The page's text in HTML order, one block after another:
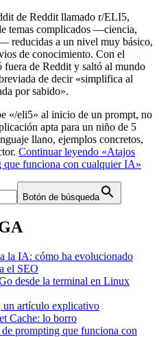
de Reddit llamado r/ELI5,
temas complicados —ciencia,
reducidas a un nivel muy básico,
de conocimiento. Con el
fuera de Reddit y saltó al mundo
de decir «simplifica al
por sabido».
«/eli5» al inicio de un prompt, no
apta para un niño de 5
llano, ejemplos concretos,
Continuar leyendo «Atajos
que funciona con cualquier IA»
Botón de búsqueda
la IA: cómo ha evolucionado
el SEO
desde la terminal en Linux
un artículo explicativo
Cache: lo borro
prompting que funciona con